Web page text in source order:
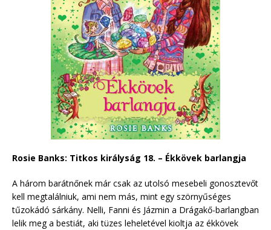
Rosie Banks: Titkos királyság 18. – Ékkövek barlangja
A három barátnőnek már csak az utolsó mesebeli gonosztevőt
kell megtalálniuk, ami nem más, mint egy szörnyűséges
tűzokádó sárkány. Nelli, Fanni és Jázmin a Drágakő-barlangban
lelik meg a bestiát, aki tüzes leheletével kioltja az ékkövek